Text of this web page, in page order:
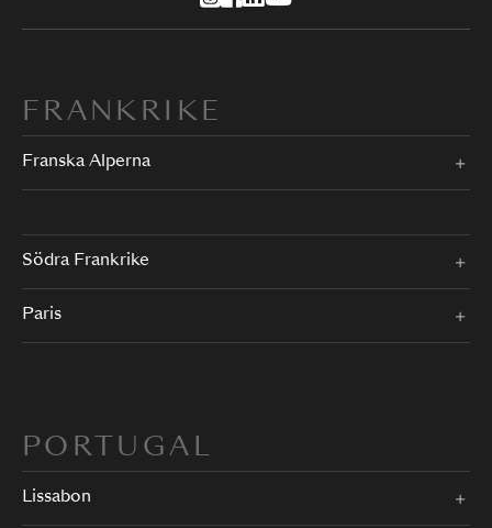
FRANKRIKE
Franska Alperna
Södra Frankrike
Paris
PORTUGAL
Lissabon